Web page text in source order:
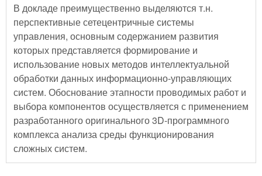
В докладе преимущественно выделяются т.н.
перспективные сетецентричные системы
управления, основным содержанием развития
которых представляется формирование и
использование новых методов интеллектуальной
обработки данных информационно-управляющих
систем. Обоснование этапности проводимых работ и
выбора компонентов осуществляется с применением
разработанного оригинального 3D-программного
комплекса анализа среды функционирования
сложных систем.